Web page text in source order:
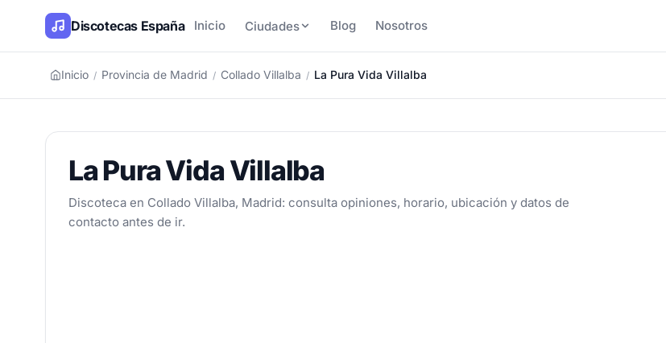
Discotecas España Inicio Ciudades Blog Nosotros
Inicio / Provincia de Madrid / Collado Villalba / La Pura Vida Villalba
La Pura Vida Villalba
Discoteca en Collado Villalba, Madrid: consulta opiniones, horario, ubicación y datos de
contacto antes de ir.